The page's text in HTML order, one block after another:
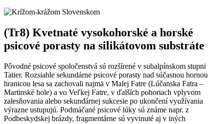
(Tr8) Kvetnaté vysokohorské a horské
psicové porasty na silikátovom substráte
Pôvodné psicové spoločenstvá sú rozšírené v subalpínskom stupni
Tatier. Rozsiahle sekundárne psicové porasty nad súčasnou hornou
hranicou lesa sa zachovali najmä v Malej Fatre (Lúčanska Fatra –
Martinské hole) a vo Veľkej Fatre, v ďalších pohoriach vplyvom
zalesňovania alebo sekundárnej sukcesie po ukončení využívania
výrazne ustupujú. Podmáčané psicové lúky sú známe napr. z
Podbeskydskej brázdy, fragmentárne sú vyvinuté aj v iných